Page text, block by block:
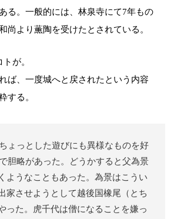
る。一般的には、林泉寺にて7年もの
尚より薫陶を受けたとされている。
が。
ば、一度城へと戻されたという内容
する。
ちょっとした遊びにも異様なものを好
胆略があった。どうかすると父為景
ようなこともあった。為景はこうい
家させようとして越後国橡尾（とち
った。虎千代は僧になることを嫌っ